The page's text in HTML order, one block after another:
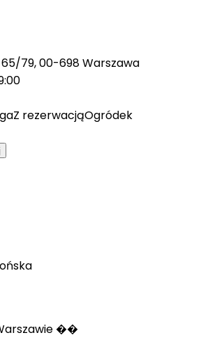
79, 00-698 Warszawa
Z rezerwacjąOgródek
��